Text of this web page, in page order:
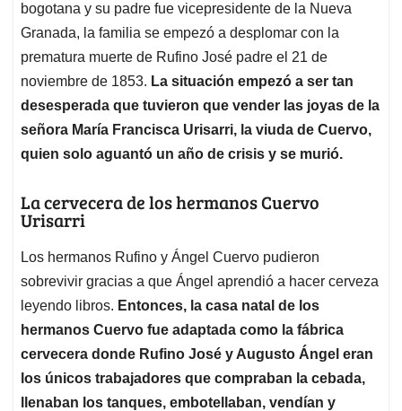
bogotana y su padre fue vicepresidente de la Nueva
Granada, la familia se empezó a desplomar con la
prematura muerte de Rufino José padre el 21 de
noviembre de 1853. La situación empezó a ser tan
desesperada que tuvieron que vender las joyas de la
señora María Francisca Urisarri, la viuda de Cuervo,
quien solo aguantó un año de crisis y se murió.
La cervecera de los hermanos Cuervo
Urisarri
Los hermanos Rufino y Ángel Cuervo pudieron
sobrevivir gracias a que Ángel aprendió a hacer cerveza
leyendo libros. Entonces, la casa natal de los
hermanos Cuervo fue adaptada como la fábrica
cervecera donde Rufino José y Augusto Ángel eran
los únicos trabajadores que compraban la cebada,
llenaban los tanques, embotellaban, vendían y